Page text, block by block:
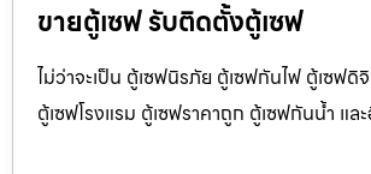
ขายตู้เซฟ รับติดตั้งตู้เซฟ
ไม่ว่าจะเป็น ตู้เซฟนิรภัย ตู้เซฟกันไฟ ตู้เซฟ
ตู้เซฟโรงแรม ตู้เซฟราคาถูก ตู้เซฟกันน้ำ แล